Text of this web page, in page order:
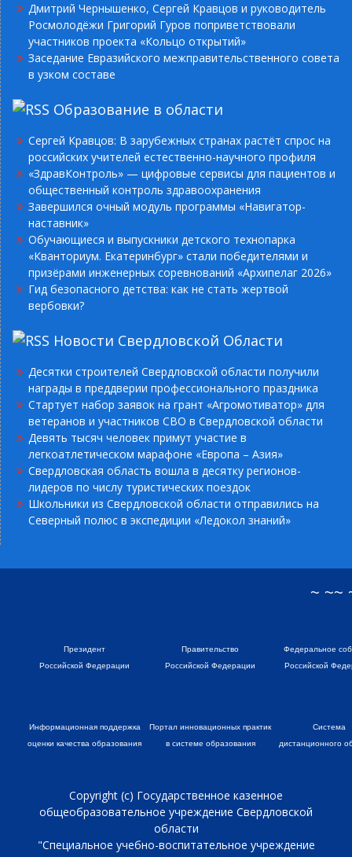
Дмитрий Чернышенко, Сергей Кравцов и руководитель
Росмолодёжи Григорий Гуров поприветствовали
участников проекта «Кольцо открытий»
Заседание Евразийского межправительственного совета
в узком составе
Образование в области
Сергей Кравцов: В зарубежных странах растёт спрос на
российских учителей естественно-научного профиля
«ЗдравКонтроль» — цифровые сервисы для пациентов и
общественный контроль здравоохранения
Завершился очный модуль программы «Навигатор-
наставник»
Обучающиеся и выпускники детского технопарка
«Кванториум. Екатеринбург» стали победителями и
призёрами инженерных соревнований «Архипелаг 2026»
Гид безопасного детства: как не стать жертвой
вербовки?
Новости Свердловской Области
Десятки строителей Свердловской области получили
награды в преддверии профессионального праздника
Стартует набор заявок на грант «Агромотиватор» для
ветеранов и участников СВО в Свердловской области
Девять тысяч человек примут участие в
легкоатлетическом марафоне «Европа – Азия»
Свердловская область вошла в десятку регионов-
лидеров по числу туристических поездок
Школьники из Свердловской области отправились на
Северный полюс в экспедиции «Ледокол знаний»
~ ~~
Президент
Российской Федерации
Правительство
Российской Федерации
Федеральное
Российской
Информационная поддержка
оценки качества образования
Портал инновационных практик
в системе образования
Система
дистанционного
Copyright (c) Государственное казенное
общеобразовательное учреждение Свердловской
области
"Специальное учебно-воспитательное учреждение